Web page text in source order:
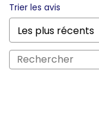
Trier les avis